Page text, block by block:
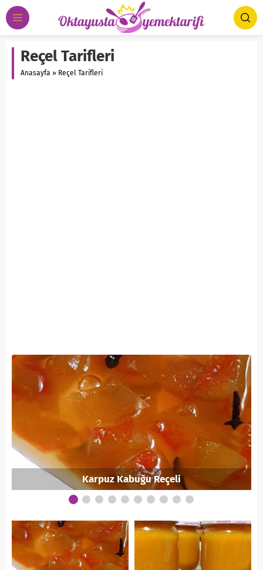
Reçel Tarifleri
Anasayfa » Reçel Tarifleri
Karpuz Kabuğu Reçeli